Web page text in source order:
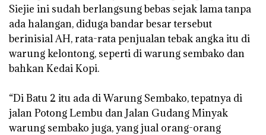
Siejie ini sudah berlangsung bebas sejak lama tanpa
ada halangan, diduga bandar besar tersebut
berinisial AH, rata-rata penjualan tebak angka itu di
warung kelontong, seperti di warung sembako dan
bahkan Kedai Kopi.
‎“Di Batu 2 itu ada di Warung Sembako, tepatnya di
jalan Potong Lembu dan Jalan Gudang Minyak
warung sembako juga, yang jual orang-orang